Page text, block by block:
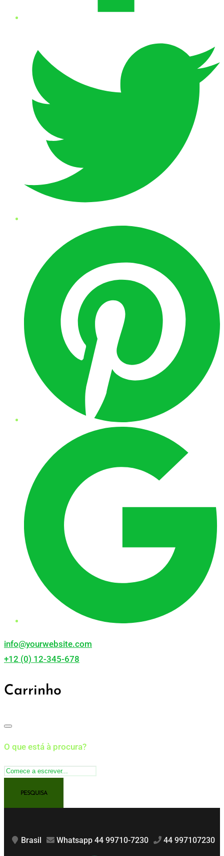
info@yourwebsite.com
+12 (0) 12-345-678
Carrinho
O que está à procura?
Brasil Whatsapp 44 99710-7230 44 997107230